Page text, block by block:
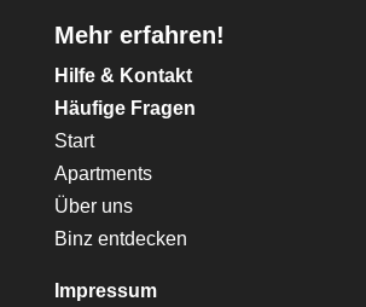
Mehr erfahren!
Hilfe & Kontakt
Häufige Fragen
Start
Apartments
Über uns
Binz entdecken
Impressum